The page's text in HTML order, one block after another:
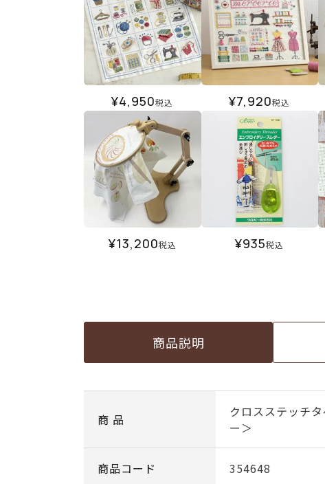
¥4,950税込 ¥7,920税込
¥13,200税込 ¥935税込
商品説明
商 品
クロスステッチ
ー＞
商品コード 354648